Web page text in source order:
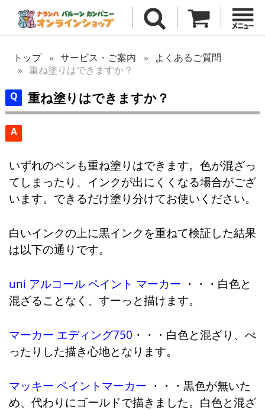
トップ サービス・ご案内
よくあるご質問
重ね塗りはできますか？
重ね塗りはできますか？
A
いずれのペンも重ね塗りはできます。色が混ざっ
てしまったり、インクが出にくくなる場合がござ
います。できるだけ塗り分けてお使いください。
白いインクの上に黒インクを重ねて検証した結果
は以下の通りです。
uni アルコール ペイント マーカー ・・・白色と
混ざることなく、すーっと描けます。
マーカー エディング750 ・・・白色と混ざり、べ
ったりした描き心地となります。
マッキー ペイントマーカー ・・・黒色が無いた
め、代わりにゴールドで描きました。白色と混ざ